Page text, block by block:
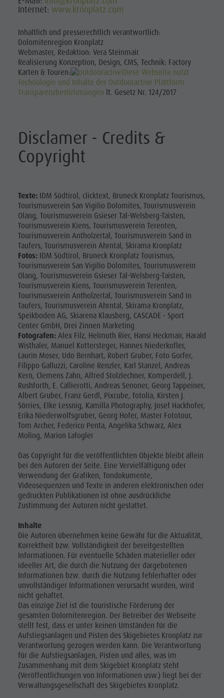
Wasserwaldile
Biotop
Rasner
Antholz
Niedertal
MTB Area
Antholz
Niedertal
Wasserfälle
Olympic
Arena
Südtirol
Antholzer
See
Fischteich Antholz Niedertal
Wasserfälle
Olympic Arena Südtirol
Antholzer See
Kataloge
Angebote
Kontakt
Internet: www.kronplatz.com
Inhaltlich und presserechtlich verantwortlich:
Dolomitenregion Kronplatz
Webmaster, Redaktion: Vera Steinmair
Realisierung Konzeption, Design, CMS, Technik: Factory
Karten & Touren:
Diese Webseite nutzt
Technologie und Inhalte der Outdooractive Plattform
Transparenzbestimmungen lt. Gesetz Nr. 124/2017
Disclamer - Credits &
Copyright
Texte: IDM Südtirol, clicktext, Bruneck Kronplatz Tourismus,
Tourismusverein San Vigilio Dolomites, Tourismusverein
Olang, Tourismusverein Gsieser Tal-Welsberg-Taisten,
Tourismusverein Kiens, Tourismusverein Terenten,
Tourismusverein Antholzertal, Tourismusverein Sand in
Taufers, Tourismusverein Ahrntal, Skirama Kronplatz
Fotos: IDM Südtirol, Bruneck Kronplatz Tourismus,
Tourismusverein San Vigilio Dolomites, Tourismusverein
Olang, Tourismusverein Gsieser Tal-Welsberg-Taisten,
Tourismusverein Kiens, Tourismusverein Terenten,
Tourismusverein Antholzertal, Tourismusverein Sand in
Taufers, Tourismusverein Ahrntal, Skirama Kronplatz,
Speikboden AG, Skiarena Klausberg, CASCADE - Sport
Center GmbH, Drei Zinnen Marketing
Fotografen: Alex Filz, Helmuth Rier, Hansi Heckmair, Harald
Wisthaler, Manuel Kottersteger, Hannes Niederkofler,
Laurin Moser, Udo Bernhart, Robert Gruber, Foto Gorfer,
Filippo Galluzzi, Caroline Renzler, Karl Stanzel, Andreas
Kern, Clemens Zahn, Alfred Stolzlechner, Komperdell, J.
Rushforth, E. Callierotti, Andreas Senoner, Georg Tappeiner,
Albert Gruber, Franz Gerdl, Pixcube, fotolia, Kirsten J.
Sörries, Elke Lessnig, Kamilla Photography, Josef Hackhofer,
Erika Niederwolfsgruber, Georg Hofer, Master Fototour,
Tom Archer, Federico Penta, Angelika Schwarz, Alex
Moling, Marion Lafogler
Das Copyright für die veröffentlichten Objekte bleibt allein
bei den Autoren der Seite. Eine Vervielfältigung oder
Verwendung der Grafiken, Tondokumente,
Videosequenzen und Texte in anderen elektronischen oder
gedruckten Publikationen ist ohne ausdrückliche
Zustimmung der Autoren nicht gestattet.
Inhalte
Die Autoren übernehmen keine Gewähr für die Aktualität,
Korrektheit bzw. Vollständigkeit der bereitgestellten
Informationen. Für eventuelle Schäden materieller oder
ideeller Art, die durch die Nutzung der dargebotenen
Informationen bzw. durch die Nutzung fehlerhafter oder
unvollständiger Informationen verursacht wurden, wird
nicht gehaftet.
Das einzige Ziel ist die touristische Förderung der
gesamten Dolomitenregion. Der Betreiber der Webseite
stellt fest, dass er unter keinen Umständen für die
Aufstiegsanlagen und Pisten des Skigebietes Kronplatz zur
Verantwortung gezogen werden kann. Die Verantwortung
für die Aufstiegsanlagen, Pisten und alles, was im
Zusammenhang mit dem Skigebiet Kronplatz steht
(Veröffentlichungen von Informationen usw.) liegt bei der
Verwaltungsgesellschaft des Skigebietes Kronplatz.